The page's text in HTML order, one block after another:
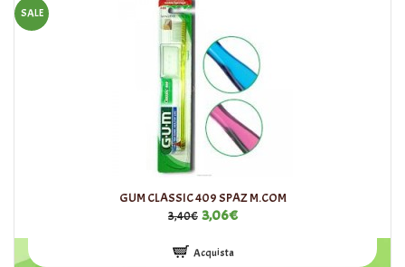
SALE
GUM CLASSIC 409 SPAZ M.COM
3,40€ 3,06€
Acquista